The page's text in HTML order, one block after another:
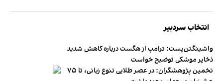
انتخاب سردبیر
واشینگتن‌پست: ترامپ از هگست درباره کاهش شدید
ذخایر موشکی توضیح خواست
تخمین پژوهشگران: در عصر طلایی تنوع زبانی، تا ۷۵